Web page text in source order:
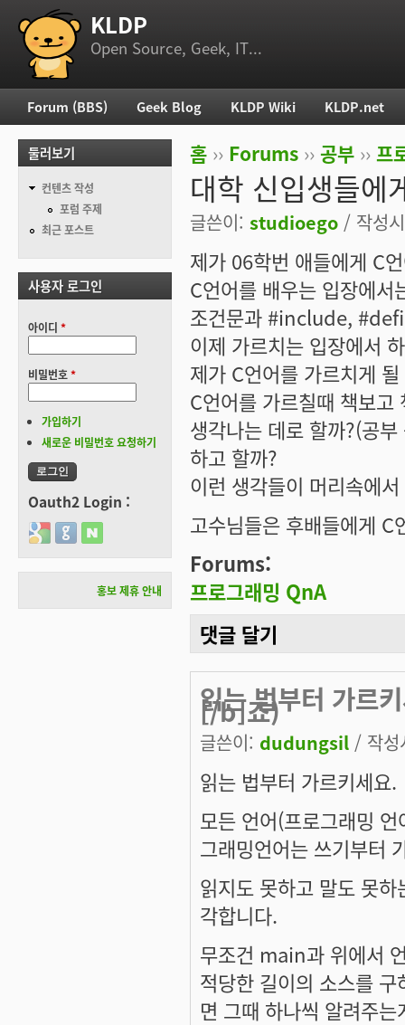
부 메뉴 KLDP
Open Source, Geek, IT...
현재 위치
홈 ›› Forums ›› 공부 ›› 프
대학 신입생들에
글쓴이: studioego / 작성
제가 06학번 애들에게 C
C언어를 배우는 입장에
조건문과 #include,
이제 가르치는 입장에서
제가 C언어를 가르치게
C언어를 가르칠때 책보
생각나는 데로 할까?(공
하고 할까?
이런 생각들이 머리속에
고수님들은 후배들에게
Forums:
프로그래밍 QnA
댓글 달기
읽는 법부터 가르
[/b]죠)
글쓴이: dudungsil / 작
읽는 법부터 가르키세요.
모든 언어(프로그래밍 언
그래밍언어는 쓰기부터
읽지도 못하고 말도 못
각합니다.
무조건 main과 위에서
적당한 길이의 소스를
면 그때 하나씩 알려주
주 메뉴
Forum (BBS) Geek Blog KLDP Wiki KLDP.net
둘러보기
컨텐츠 작성
포럼 주제
최근 포스트
사용자 로그인
아이디 *
비밀번호*
가입하기
새로운 비밀번호 요청하기
Oauth2 Login :
Login with Google
Login with GitHub
Login with Naver
홍보 제휴 안내